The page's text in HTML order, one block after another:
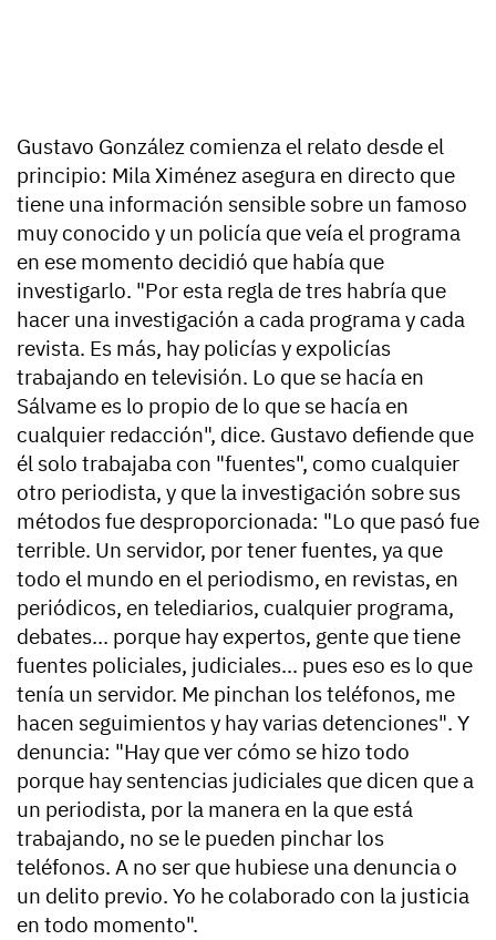
Gustavo González comienza el relato desde el
principio: Mila Ximénez asegura en directo que
tiene una información sensible sobre un famoso
muy conocido y un policía que veía el programa
en ese momento decidió que había que
investigarlo. "Por esta regla de tres habría que
hacer una investigación a cada programa y cada
revista. Es más, hay policías y expolicías
trabajando en televisión. Lo que se hacía en
Sálvame es lo propio de lo que se hacía en
cualquier redacción", dice. Gustavo defiende que
él solo trabajaba con "fuentes", como cualquier
otro periodista, y que la investigación sobre sus
métodos fue desproporcionada: "Lo que pasó fue
terrible. Un servidor, por tener fuentes, ya que
todo el mundo en el periodismo, en revistas, en
periódicos, en telediarios, cualquier programa,
debates... porque hay expertos, gente que tiene
fuentes policiales, judiciales... pues eso es lo que
tenía un servidor. Me pinchan los teléfonos, me
hacen seguimientos y hay varias detenciones". Y
denuncia: "Hay que ver cómo se hizo todo
porque hay sentencias judiciales que dicen que a
un periodista, por la manera en la que está
trabajando, no se le pueden pinchar los
teléfonos. A no ser que hubiese una denuncia o
un delito previo. Yo he colaborado con la justicia
en todo momento".